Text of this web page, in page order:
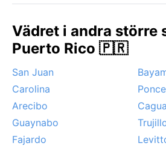
sig borta. Under sommaren och
från augusti till oktober. Mayagüez
kraftiga skyfall och
istället präglas himlen av
och ett fuktigt, tropiskt dis. En resa
torrperioden erbjuder den mest
upplevelsen för den
Vädret i andra större
Puerto Rico 🇵🇷
San Juan
Carolina
Ponce
Arecibo
Guaynabo
Fajardo